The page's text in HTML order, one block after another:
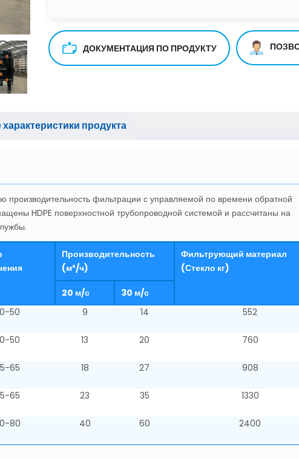
ДОКУМЕНТАЦИЯ ПО ПРОДУКТУ
продукта
фильтрации с управляемой по времени обратной
HDPE поверхностной трубопроводной системой и рассчитаны на
Производительность
(м³/ч)
Фильтрующий материал
(Стекло кг)
20 м/с
30 м/с
50 9 14 552
50 13 20 760
65 18 27 908
65 23 35 1330
80 40 60 2400